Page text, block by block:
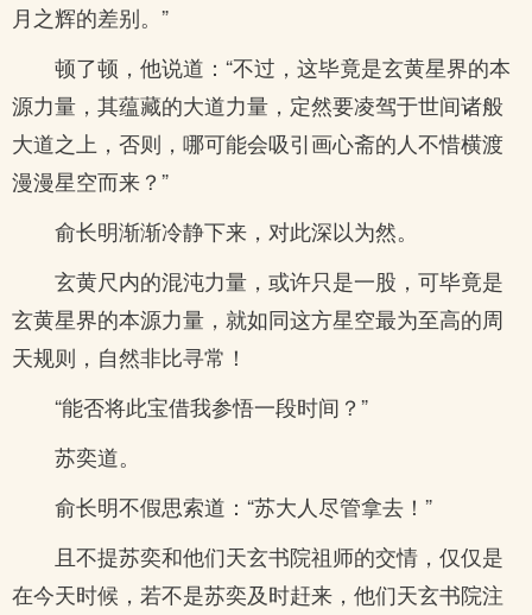
月之辉的差别。”
顿了顿，他说道：“不过，这毕竟是玄黄星界的本
源力量，其蕴藏的大道力量，定然要凌驾于世间诸般
大道之上，否则，哪可能会吸引画心斋的人不惜横渡
漫漫星空而来？”
俞长明渐渐冷静下来，对此深以为然。
玄黄尺内的混沌力量，或许只是一股，可毕竟是
玄黄星界的本源力量，就如同这方星空最为至高的周
天规则，自然非比寻常！
“能否将此宝借我参悟一段时间？”
苏奕道。
俞长明不假思索道：“苏大人尽管拿去！”
且不提苏奕和他们天玄书院祖师的交情，仅仅是
在今天时候，若不是苏奕及时赶来，他们天玄书院注